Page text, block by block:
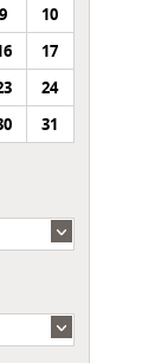
9
10
17
24
31